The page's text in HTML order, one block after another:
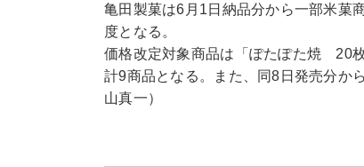
亀田製菓は6月1日納品分から一部米菓
度となる。
価格改定対象商品は「ぽたぽた焼 20
計9商品となる。また、同8日発売分か
山真一）